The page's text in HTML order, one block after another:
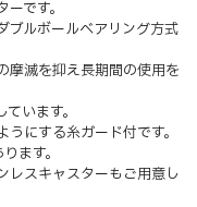
です。
ルボールベアリング方式
摩滅を抑え長期間の使用を
います。
にする糸ガード付です。
ます。
スキャスターもご用意し